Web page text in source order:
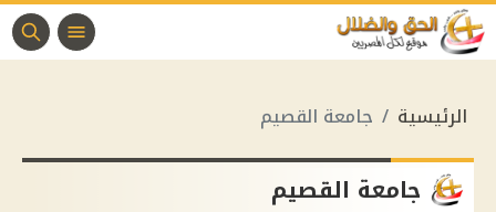
الرئيسية جامعة القصيم
جامعة القصيم